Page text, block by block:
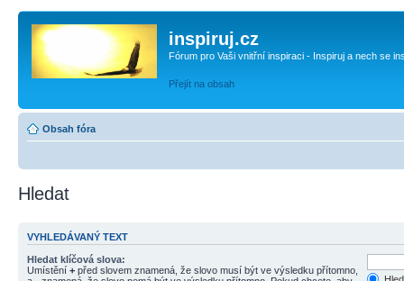
inspiruj.cz
Fórum pro Vaši vnitřní inspiraci - Inspiruj a nech se
Přejít na obsah
Obsah fóra
Hledat
VYHLEDÁVANÝ TEXT
Hledat klíčová slova:
Umístění + před slovem znamená, že slovo musí být ve výsledku přítomno,